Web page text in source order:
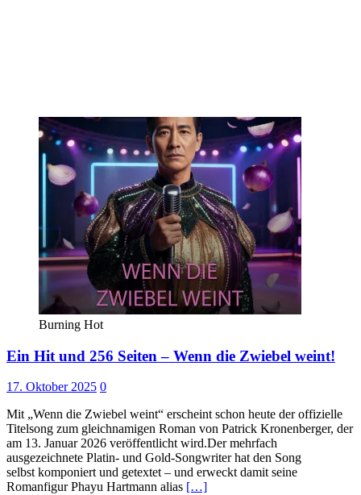
Burning Hot
Ein Hit und 256 Seiten – Wenn die Zwiebel weint!
17. Oktober 2025 0
Mit „Wenn die Zwiebel weint“ erscheint schon heute der offizielle
Titelsong zum gleichnamigen Roman von Patrick Kronenberger, der
am 13. Januar 2026 veröffentlicht wird.Der mehrfach
ausgezeichnete Platin- und Gold-Songwriter hat den Song
selbst komponiert und getextet – und erweckt damit seine
Romanfigur Phayu Hartmann alias […]